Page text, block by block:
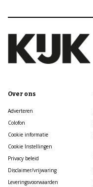
Over ons
Adverteren
Colofon
Cookie informatie
Cookie Instellingen
Privacy beleid
Disclaimer/vrijwaring
Leveringsvoorwaarden